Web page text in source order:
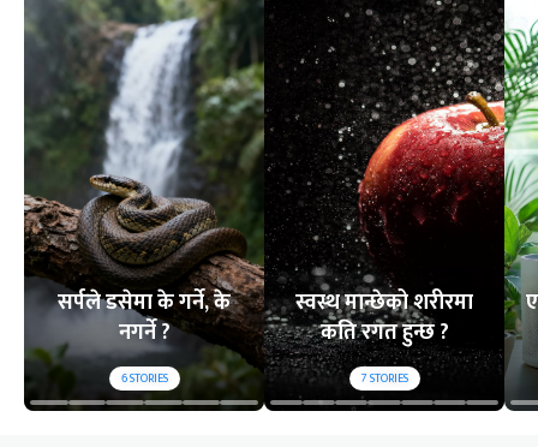
सर्पले डसेमा के गर्ने, के
नगर्ने ?
6STORIES
स्वस्थ मान्छेको शरीरमा
कति रगत हुन्छ ?
7STORIES